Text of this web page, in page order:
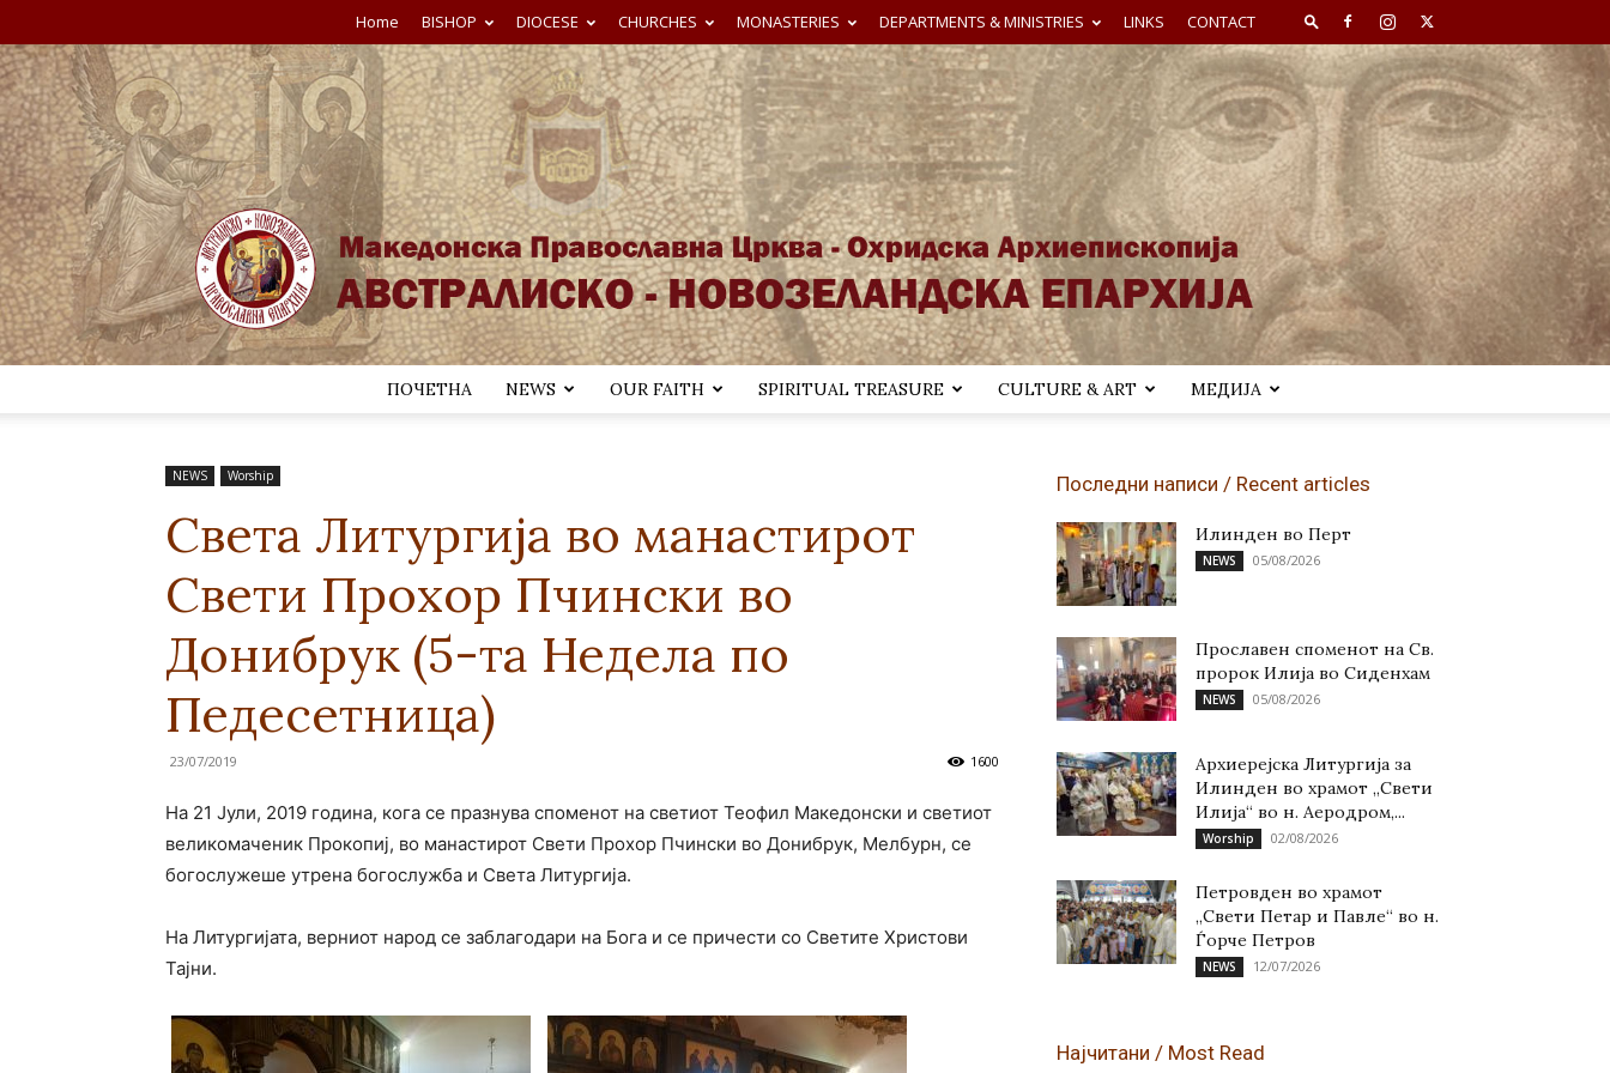
Home BISHOP DIOCESE CHURCHES MONASTERIES DEPARTMENTS & MINISTRIES LINKS CONTACT
ПОЧЕТНА NEWS OUR FAITH SPIRITUAL TREASURE CULTURE & ART МЕДИЈА
NEWS Worship
Света Литургија во манастирот
Свети Прохор Пчински во
Донибрук (5-та Недела по
Педесетница)
23/07/2019 1600
На 21 Јули, 2019 година, кога се празнува споменот на светиот Теофил Македонски и светиот
великомаченик Прокопиј, во манастирот Свети Прохор Пчински во Донибрук, Мелбурн, се
богослужеше утрена богослужба и Света Литургија.
На Литургијата, верниот народ се заблагодари на Бога и се причести со Светите Христови
Тајни.
Последни написи / Recent articles
Илинден во Перт
NEWS 05/08/2026
Прославен споменот на Св.
пророк Илија во Сиденхам
NEWS 05/08/2026
Архиерејска Литургија за
Илинден во храмот „Свети
Илија“ во н. Аеродром,...
Worship 02/08/2026
Петровден во храмот
„Свети Петар и Павле“ во н.
Ѓорче Петров
NEWS 12/07/2026
Најчитани / Most Read